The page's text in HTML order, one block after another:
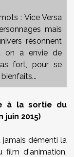
: Vice Versa
mais
résonnent
on a envie de
fort, pour se
à la sortie du
juin 2015)
démenti la
film d'animation,